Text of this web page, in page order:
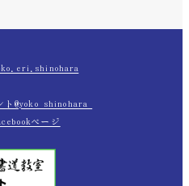
@yoko_shinohara_
ページ